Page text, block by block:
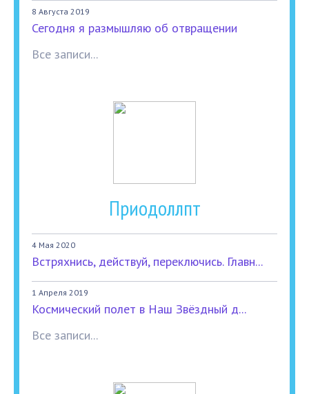
8 Августа 2019
Сегодня я размышляю об отвращении
Все записи...
Приодоллпт
4 Мая 2020
Встряхнись, действуй, переключись. Главн...
1 Апреля 2019
Космический полет в Наш Звёздный д...
Все записи...